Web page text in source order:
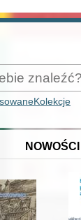
Kolekcje
NOWOŚCI